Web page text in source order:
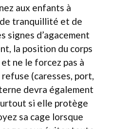
aux enfants à
tranquillité et de
signes d’agacement
la position du corps
ne le forcez pas à
(caresses, port,
devra également
si elle protège
sa cage lorsque